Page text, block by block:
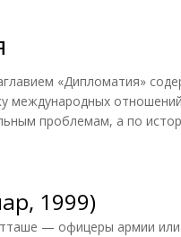
«Дипломатия»
международных
проблемам, а по
1999)
— офицеры армии